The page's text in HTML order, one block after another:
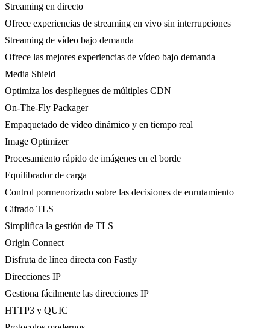
Streaming en directo
Ofrece experiencias de streaming en vivo sin interrupciones
Streaming de vídeo bajo demanda
Ofrece las mejores experiencias de vídeo bajo demanda
Media Shield
Optimiza los despliegues de múltiples CDN
On-The-Fly Packager
Empaquetado de vídeo dinámico y en tiempo real
Image Optimizer
Procesamiento rápido de imágenes en el borde
Equilibrador de carga
Control pormenorizado sobre las decisiones de enrutamiento
Cifrado TLS
Simplifica la gestión de TLS
Origin Connect
Disfruta de línea directa con Fastly
Direcciones IP
Gestiona fácilmente las direcciones IP
HTTP3 y QUIC